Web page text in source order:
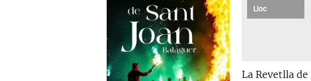
Lloc
La Revetlla de